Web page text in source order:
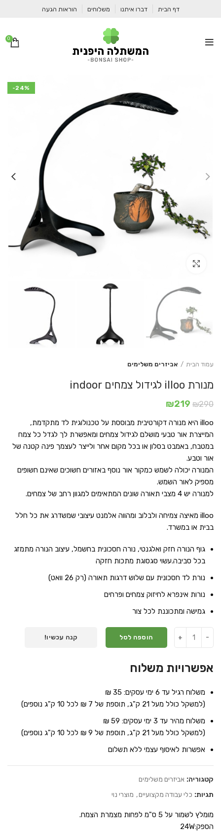
דף הבית דברו איתנו משלוחים הוראות הגעה
0
-24%
עמוד הבית אביזרים משלימים
מנורת illoo לגידול צמחים indoor
₪290
המחיר
היה:
₪290.
₪219
הוא:
₪219.
illoo היא מנורה דקורטיבית מבוססת על טכנולוגית לד מתקדמת,
המייצרת אור טבעי מושלם לגידול צמחים ומאפשרת לך לגדל כל צמח
במטבח, באמבט בסלון או בכל מקום אחר ולייצר לעצמך פינה קטנה של
אור וטבע.
המנורה יכולה לשמש כמקור אור נוסף באזורים חשוכים שאינם חשופים
מספיק לאור השמש.
למנורה יש 4 מצבי תאורה שונים המתאימים למגוון רחב של צמחים.
illoo מאיצה צמיחה ולבלוב ומהווה אלמנט עיצובי שמשדרג את כל חלל
בבית או במשרד.
גוף הנורה חזק ואלגנטי, נורה חסכונית בחשמל, עיצוב הנורה מתמזג
בכל סביבה.עשוי סגסוגת מתכות חזקה
נורת לד חסכונית עם שלוש דרגות תאורה (רק 26 וואט)
נורות אינפרא לחיזוק צמחים ופרחים
גמישה ומתכוננת לכל צור
הוספה לסל קנה עכשיו!
אפשרויות משלוח
משלוח רגיל עד 6 ימי עסקים: 35 ₪
(למשקל כולל מעל 21 ק"ג, תוספת של 7 ₪ לכל 10 ק"ג נוספים)
משלוח מהיר עד 3 ימי עסקים: 59 ₪
(למשקל כולל מעל 21 ק"ג, תוספת של 9 ₪ לכל 10 ק"ג נוספים)
אפשרות לאיסוף עצמי ללא תשלום
קטגוריה: אביזרים משלימים
תגיות: כלי עבודה מקצועיים, מוצרי נוי
מומלץ לשמור על 5 ס"מ לפחות מצמרת הצמח.
הספק:24W